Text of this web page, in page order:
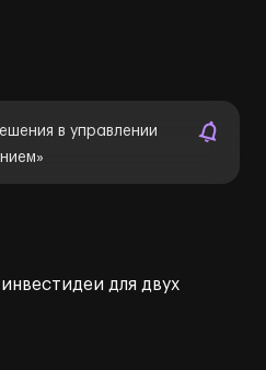
в управлении
для двух